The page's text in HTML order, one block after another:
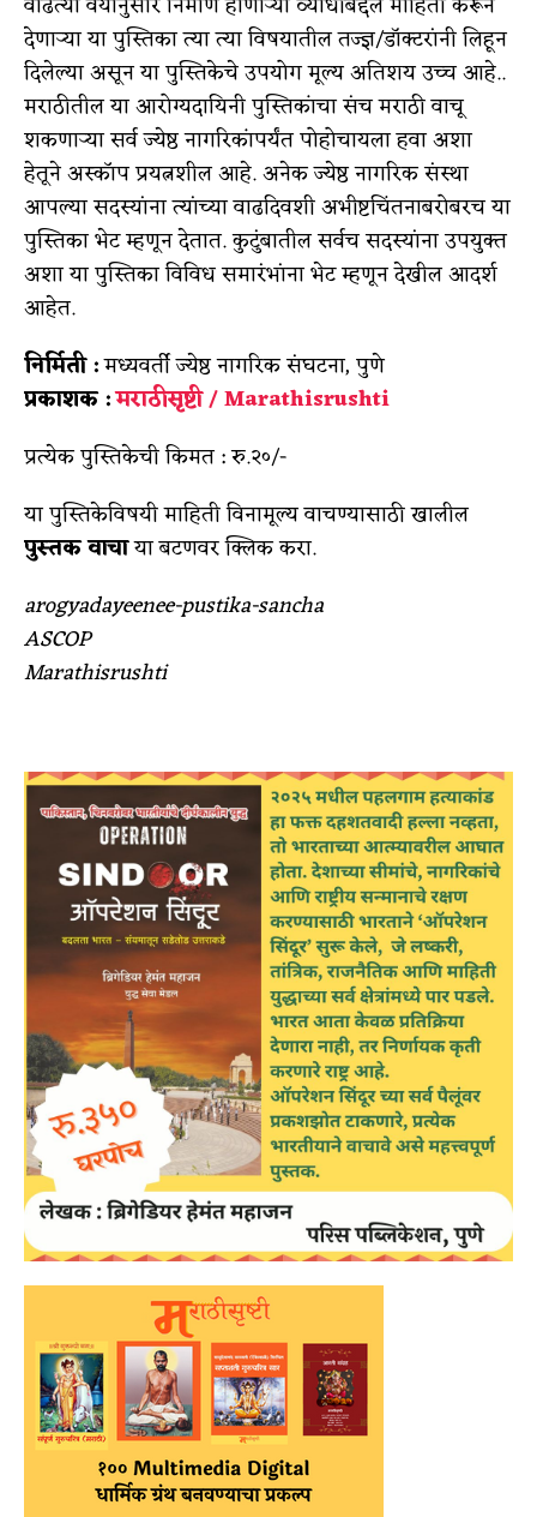
देणाऱ्या या पुस्तिका त्या त्या विषयातील तज्ज्ञ/डॉक्टरांनी लिहून
दिलेल्या असून या पुस्तिकेचे उपयोग मूल्य अतिशय उच्च आहे..
मराठीतील या आरोग्यदायिनी पुस्तिकांचा संच मराठी वाचू
शकणाऱ्या सर्व ज्येष्ठ नागरिकांपर्यंत पोहोचायला हवा अशा
हेतूने अस्कॉप प्रयत्नशील आहे. अनेक ज्येष्ठ नागरिक संस्था
आपल्या सदस्यांना त्यांच्या वाढदिवशी अभीष्टचिंतनाबरोबरच या
पुस्तिका भेट म्हणून देतात. कुटुंबातील सर्वच सदस्यांना उपयुक्त
अशा या पुस्तिका विविध समारंभांना भेट म्हणून देखील आदर्श
आहेत.
निर्मिती :मध्यवर्ती ज्येष्ठ नागरिक संघटना, पुणे
प्रकाशक :मराठीसृष्टी / Marathisrushti
प्रत्येक पुस्तिकेची किमत : रु.२०/-
या पुस्तिकेविषयी माहिती विनामूल्य वाचण्यासाठी खालील
पुस्तक वाचाया बटणवर क्लिक करा.
arogyadayeenee-pustika-sancha
ASCOP
Marathisrushti